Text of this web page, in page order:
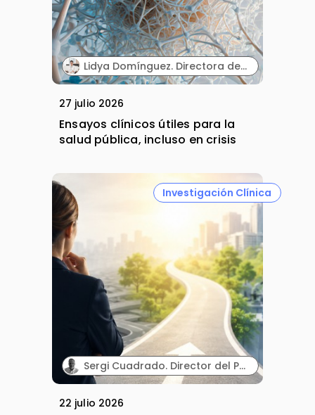
Lidya Domínguez. Directora de Investigación Clínica. Sermes CRO.
27 julio 2026
Ensayos clínicos útiles para la
salud pública, incluso en crisis
Investigación Clínica
Sergi Cuadrado. Director del Programa Executive en Habilidades Directivas y Gestión en Investigación Clínica e Innovación Sanitaria (Cesif).
22 julio 2026